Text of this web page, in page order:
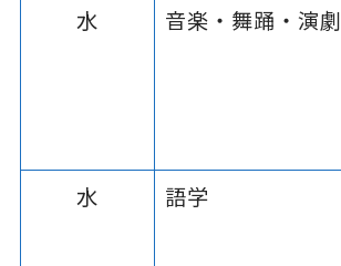
水 音楽・舞踊・演劇
水 語学